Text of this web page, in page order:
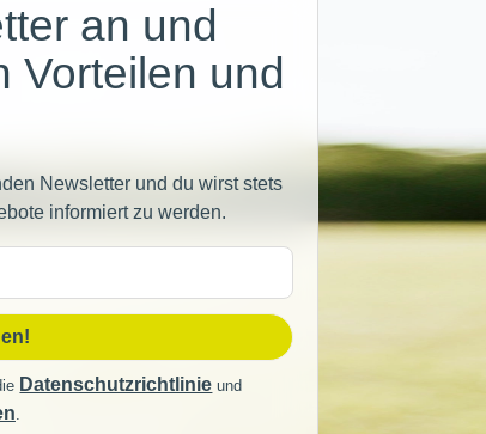
an und
Vorteilen und
Newsletter und du wirst stets
informiert zu werden.
Datenschutzrichtlinie und
.